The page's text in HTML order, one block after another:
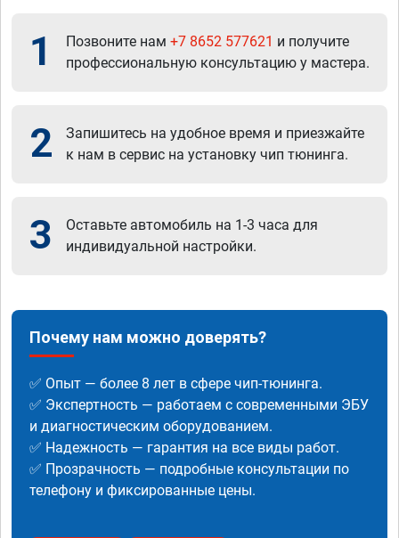
1 Позвоните нам +7 8652 577621 и получите
профессиональную консультацию у мастера.
2
Запишитесь на удобное время и приезжайте
к нам в сервис на установку чип тюнинга.
3
Оставьте автомобиль на 1-3 часа для
индивидуальной настройки.
Почему нам можно доверять?
✅ Опыт — более 8 лет в сфере чип-тюнинга.
✅ Экспертность — работаем с современными ЭБУ
и диагностическим оборудованием.
✅ Надежность — гарантия на все виды работ.
✅ Прозрачность — подробные консультации по
телефону и фиксированные цены.